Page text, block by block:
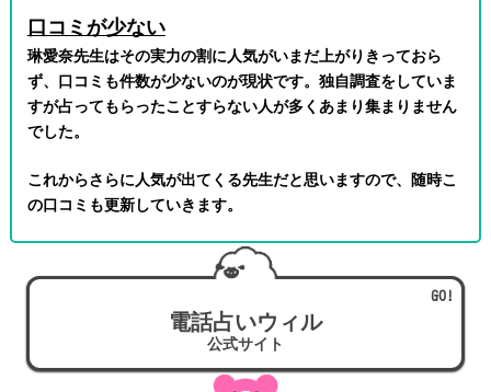
口コミが少ない
琳愛奈先生はその実力の割に人気がいまだ上がりきっておら
ず、口コミも件数が少ないのが現状です。独自調査をしていま
すが占ってもらったことすらない人が多くあまり集まりません
でした。
これからさらに人気が出てくる先生だと思いますので、随時こ
の口コミも更新していきます。
電話占いウィル
公式サイト